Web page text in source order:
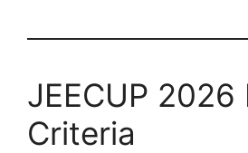
JEECUP
Criteria